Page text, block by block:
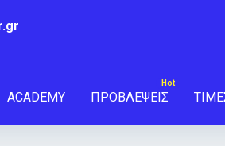
ACADEMY ΠΡΟΒΛΕΨΕΙΣ